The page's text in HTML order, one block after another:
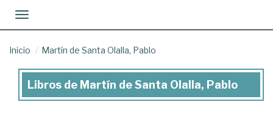
Toggle navigation
Inicio Martín de Santa Olalla, Pablo
Libros
Libros de Martín de Santa Olalla, Pablo